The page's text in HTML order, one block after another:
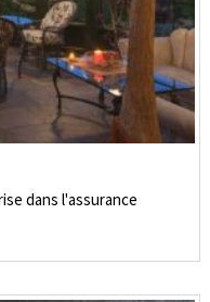
dans l'assurance